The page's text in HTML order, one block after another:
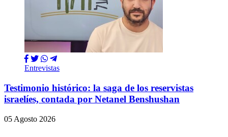
Entrevistas
Testimonio histórico: la saga de los reservistas
israelíes, contada por Netanel Benshushan
05 Agosto 2026